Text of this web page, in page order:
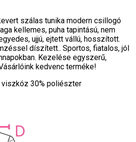
szálas tunika modern csillogó
kellemes, puha tapintású, nem
ujjú, ejtett vállú, hosszított.
díszített.. Sportos, fiatalos, jól
Kezelése egyszerű,
kedvenc terméke!
30% poliészter